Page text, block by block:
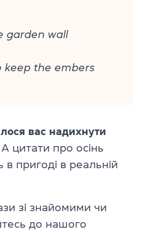
garden wall
keep the embers
вас надихнути
А цитати про осінь
в пригоді в реальній
зі знайомими чи
до нашого